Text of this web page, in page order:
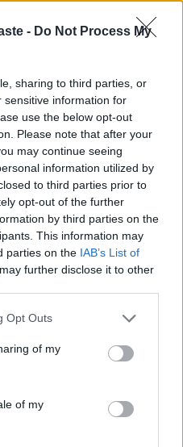
- Do Not Process My
sharing to third parties, or
sensitive information for
use the below opt-out
Please note that after your
may continue seeing
information utilized by
to third parties prior to
opt-out of the further
by third parties on the
This information may
parties on the IAB’s List of
further disclose it to other
Opt Outs
of my
of my